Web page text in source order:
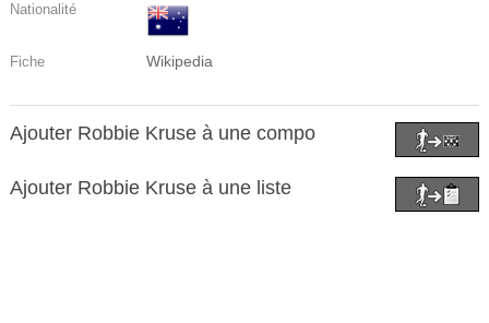
Nationalité
Fiche Wikipedia
Ajouter Robbie Kruse à une compo
Ajouter Robbie Kruse à une liste